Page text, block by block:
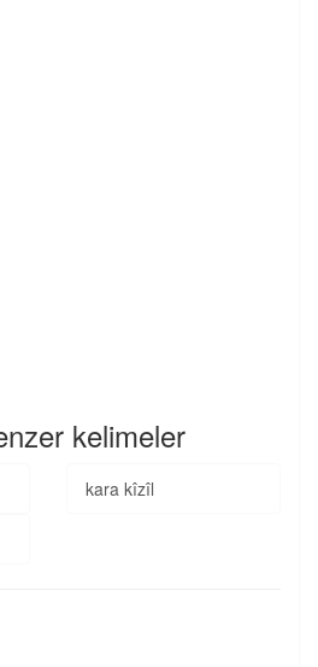
kelimeler
kara kîzîl